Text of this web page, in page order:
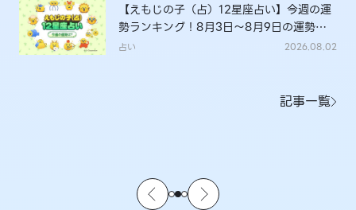
【えもじの子（占）12星座占い】今週の運
勢ランキング！8月3日～8月9日の運勢
は？
占い 2026.08.02
記事一覧